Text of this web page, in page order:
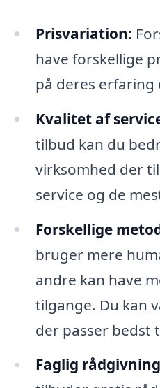
Prisvariation:
have forskellige
på deres erfaring
Kvalitet af
tilbud kan du
virksomhed der
service og de
Forskellige
bruger mere
andre kan have
tilgange. Du kan
der passer bedst
Faglig